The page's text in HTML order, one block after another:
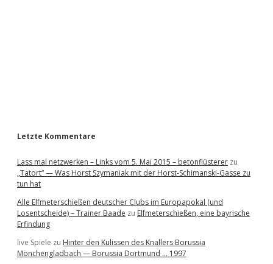
Letzte Kommentare
Lass mal netzwerken – Links vom 5. Mai 2015 – betonflüsterer zu
„Tatort“ — Was Horst Szymaniak mit der Horst-Schimanski-Gasse zu
tun hat
Alle Elfmeterschießen deutscher Clubs im Europapokal (und
Losentscheide) – Trainer Baade zu Elfmeterschießen, eine bayrische
Erfindung
live Spiele zu Hinter den Kulissen des Knallers Borussia
Mönchengladbach — Borussia Dortmund … 1997